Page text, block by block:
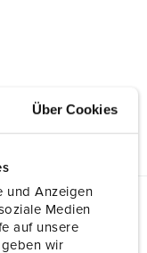
Über Cookies
und Anzeigen
Medien
auf unsere
wir